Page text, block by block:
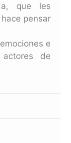
que les
pensar
e
de